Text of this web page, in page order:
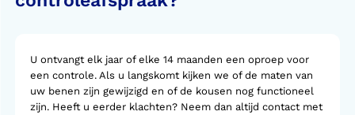
U ontvangt elk jaar of elke 14 maanden een oproep voor
een controle. Als u langskomt kijken we of de maten van
uw benen zijn gewijzigd en of de kousen nog functioneel
zijn. Heeft u eerder klachten? Neem dan altijd contact met